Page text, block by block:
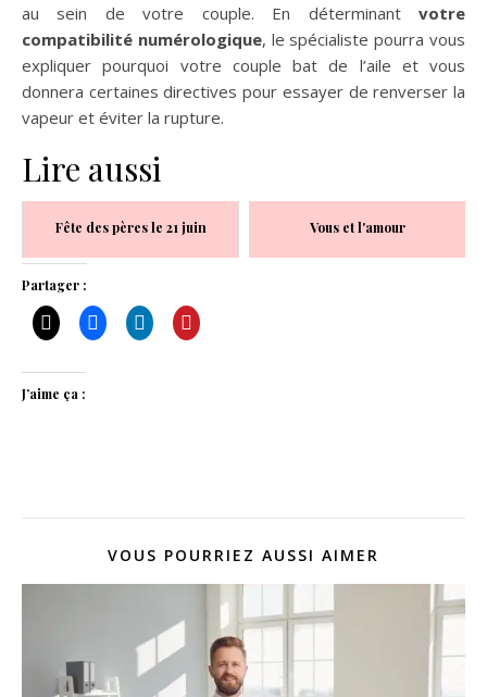
au sein de votre couple. En déterminant votre
compatibilité numérologique, le spécialiste pourra vous
expliquer pourquoi votre couple bat de l’aile et vous
donnera certaines directives pour essayer de renverser la
vapeur et éviter la rupture.
Lire aussi
Fête des pères le 21 juin Vous et l'amour
Partager :
J’aime ça :
VOUS POURRIEZ AUSSI AIMER